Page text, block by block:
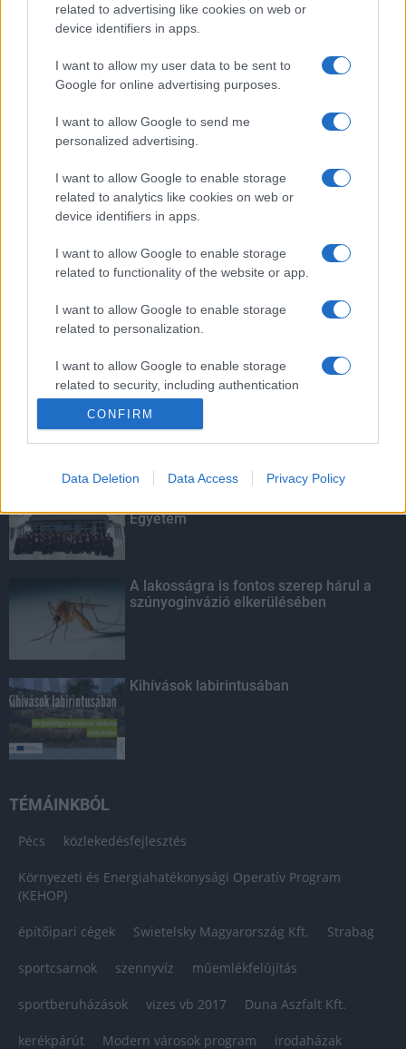
related to advertising like cookies on web or
device identifiers in apps.
I want to allow my user data to be sent to
Google for online advertising purposes.
I want to allow Google to send me
personalized advertising.
I want to allow Google to enable storage
related to analytics like cookies on web or
device identifiers in apps.
I want to allow Google to enable storage
related to functionality of the website or app.
I want to allow Google to enable storage
related to personalization.
I want to allow Google to enable storage
related to security, including authentication
functionality and fraud prevention, and other
user protection.
CONFIRM
Data Deletion Data Access Privacy Policy
HÍRDETÉS
LEGOLVASOTTABB
Szerdától rárajtolhatunk a jövő nyári
foci-Eb jegyeire
továbbképzésekkel erősít a Gál Ferenc
Egyetem
Tavaly 83,3 milliárd forint kutatás-
fizettek ki az NFKI Alapból
Kecskeméten is szakirányú
Egyetem
A lakosságra is fontos szerep hárul a
szúnyoginvázió elkerülésében
Kihívások labirintusában
TÉMÁINKBÓL
Pécs közlekedésfejlesztés
Környezeti és Energiahatékonysági Operatív Program
(KEHOP)
építőipari cégek Swietelsky Magyarország Kft. Strabag
sportcsarnok szennyvíz műemlékfelújítás
sportberuházások vizes vb 2017 Duna Aszfalt Kft.
kerékpárút Modern városok program irodaházak